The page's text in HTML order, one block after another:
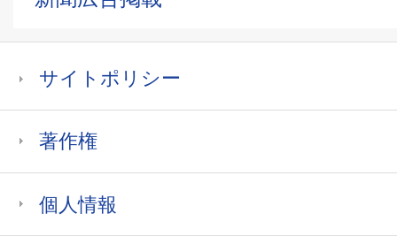
サイトポリシー
著作権
個人情報